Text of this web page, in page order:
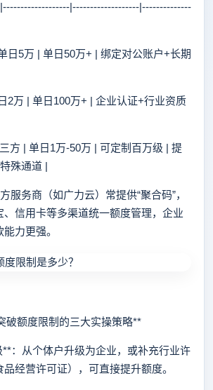
|-------------------|--------------
5万 | 单日50万+ | 绑定对公账户+长期
| 单日100万+ | 企业认证+行业资质
| 单日1万-50万 | 可定制百万级 | 提
殊通道 |
务商（如广力云）常提供“聚合码”，
、信用卡等多渠道统一额度管理，企业
力更强。
额度限制的三大实操策略**
从个体户升级为企业，或补充行业许
经营许可证），可直接提升额度。